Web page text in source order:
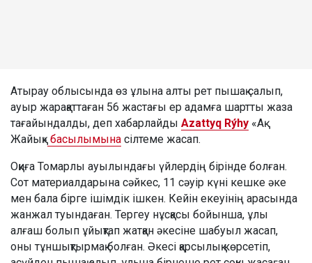
Атырау облысында өз ұлына алты рет пышақ салып,
ауыр жарақаттаған 56 жастағы ер адамға шартты жаза
тағайындалды, деп хабарлайды Azattyq Rýhy «Ақ
Жайық»басылымына сілтеме жасап.
Оқиға Томарлы ауылындағы үйлердің бірінде болған.
Сот материалдарына сәйкес, 11 сәуір күні кешке әке
мен бала бірге ішімдік ішкен. Кейін екеуінің арасында
жанжал туындаған. Тергеу нұсқасы бойынша, ұлы
алғаш болып ұйықтап жатқан әкесіне шабуыл жасап,
оны тұншықтырмақ болған. Әкесі қарсылық көрсетіп,